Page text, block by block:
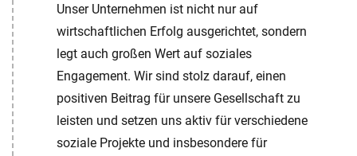
Unser Unternehmen ist nicht nur auf
wirtschaftlichen Erfolg ausgerichtet, sondern
legt auch großen Wert auf soziales
Engagement. Wir sind stolz darauf, einen
positiven Beitrag für unsere Gesellschaft zu
leisten und setzen uns aktiv für verschiedene
soziale Projekte und insbesondere für